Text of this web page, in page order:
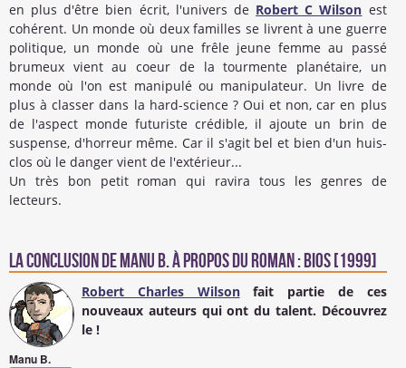
en plus d'être bien écrit, l'univers de Robert C Wilson est
cohérent. Un monde où deux familles se livrent à une guerre
politique, un monde où une frêle jeune femme au passé
brumeux vient au coeur de la tourmente planétaire, un
monde où l'on est manipulé ou manipulateur. Un livre de
plus à classer dans la hard-science ? Oui et non, car en plus
de l'aspect monde futuriste crédible, il ajoute un brin de
suspense, d'horreur même. Car il s'agit bel et bien d'un huis-
clos où le danger vient de l'extérieur...
Un très bon petit roman qui ravira tous les genres de
lecteurs.
La conclusion de Manu B.à propos du Roman : BIOS [1999]
Manu B.
Robert Charles Wilsonfait partie de ces
nouveaux auteurs qui ont du talent. Découvrez
le !